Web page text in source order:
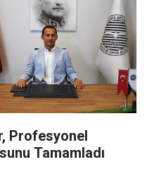
Profesyonel
Tamamladı